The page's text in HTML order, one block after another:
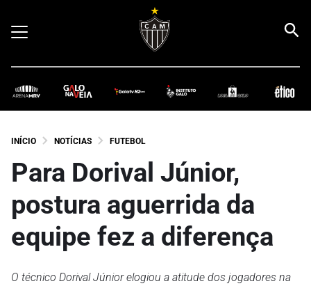
INÍCIO NOTÍCIAS FUTEBOL
Para Dorival Júnior,
postura aguerrida da
equipe fez a diferença
O técnico Dorival Júnior elogiou a atitude dos jogadores na